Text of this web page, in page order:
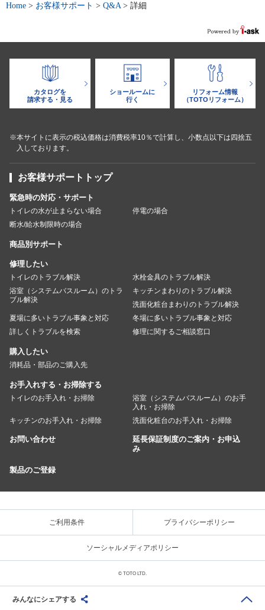
Home > お客様サポート > Q&A > 詳細
カタログを
請求する・見る
ショールームに
行く
リフォーム情報
（TOTOリフォーム）
※本サイトに表示の税込価格は消費税率10％で計算し、小数点以下は四捨五
入しております。
お客様サポートトップ
緊急時の対応・サポート
トイレの水が止まらない場合
停電の場合
断水/給水制限時の場合
商品別サポート
修理したい
トイレのトラブル解決
水栓金具のトラブル解決
浴室（システムバスルーム）のトラ
ブル解決
キッチンまわりのトラブル解決
洗面化粧台まわりのトラブル解決
夏場に多いトラブル事象と対応
冬場に多いトラブル事象と対応
詳しくトラブルを検索
修理に関するご相談窓口
購入したい
消耗品・部品のご購入先
お手入れする・お掃除する
トイレのお手入れ・お掃除
浴室（システムバスルーム）のお手
入れ・お掃除
キッチンのお手入れ・お掃除
洗面化粧台のお手入れ・お掃除
お問い合わせ
延長保証制度のご案内・お申込
み
製品のご登録
ご利用条件 プライバシーポリシー
ソーシャルメディアポリシー
みんなにシェアする
© TOTO LTD.